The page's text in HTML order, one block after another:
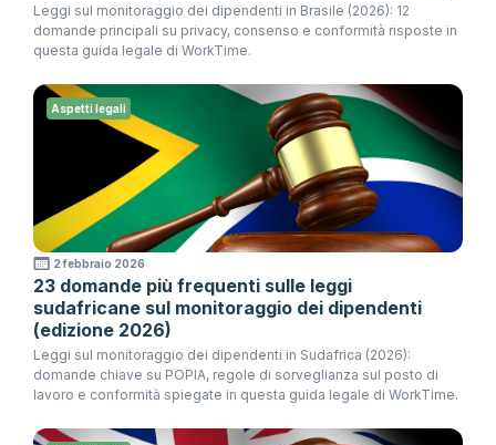
Leggi sul monitoraggio dei dipendenti in Brasile (2026): 12
domande principali su privacy, consenso e conformità risposte in
questa guida legale di WorkTime.
2 febbraio 2026
23 domande più frequenti sulle leggi
sudafricane sul monitoraggio dei dipendenti
(edizione 2026)
Leggi sul monitoraggio dei dipendenti in Sudafrica (2026):
domande chiave su POPIA, regole di sorveglianza sul posto di
lavoro e conformità spiegate in questa guida legale di WorkTime.
Aspetti legali